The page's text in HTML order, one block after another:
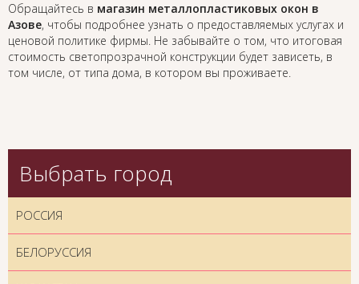
Обращайтесь в магазин металлопластиковых окон в
Азове, чтобы подробнее узнать о предоставляемых услугах и
ценовой политике фирмы. Не забывайте о том, что итоговая
стоимость светопрозрачной конструкции будет зависеть, в
том числе, от типа дома, в котором вы проживаете.
Выбрать город
РОССИЯ
БЕЛОРУССИЯ